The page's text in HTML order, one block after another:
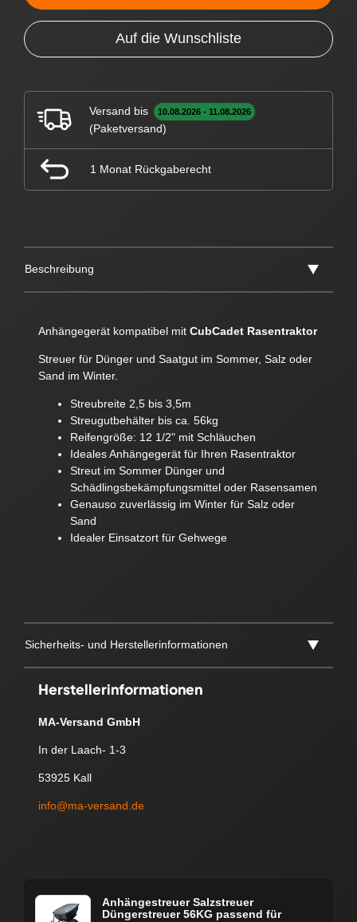
Auf die Wunschliste
Versand bis 10.08.2026 - 11.08.2026
(Paketversand)
1 Monat Rückgaberecht
Beschreibung
Anhängegerät kompatibel mit CubCadet Rasentraktor
Streuer für Dünger und Saatgut im Sommer, Salz oder
Sand im Winter.
Streubreite 2,5 bis 3,5m
Streugutbehälter bis ca. 56kg
Reifengröße: 12 1/2" mit Schläuchen
Ideales Anhängegerät für Ihren Rasentraktor
Streut im Sommer Dünger und
Schädlingsbekämpfungsmittel oder Rasensamen
Genauso zuverlässig im Winter für Salz oder
Sand
Idealer Einsatzort für Gehwege
Sicherheits- und Herstellerinformationen
Herstellerinformationen
MA-Versand GmbH
In der Laach- 1-3
53925 Kall
info@ma-versand.de
Anhängestreuer Salzstreuer
Düngerstreuer 56KG passend für